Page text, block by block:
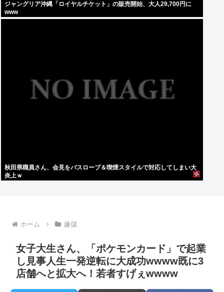
ジャングリア沖縄「ロイヤルチケット」の販売開始、大人29,700円に
www
秋田県職員さん、会見をバスローブ＆喫煙スタイルで対応してしまい大
炎上ｗ
ホーム 嫌儲
女子大生さん、「ポケモンカード」で起業
し見事人生一発逆転に大成功wwww既に3
店舗へと拡大へ！若者すげぇwwww